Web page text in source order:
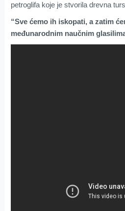
petroglifa koje je stvorila drevna
“Sve ćemo ih iskopati, a zatim
međunarodnim naučnim